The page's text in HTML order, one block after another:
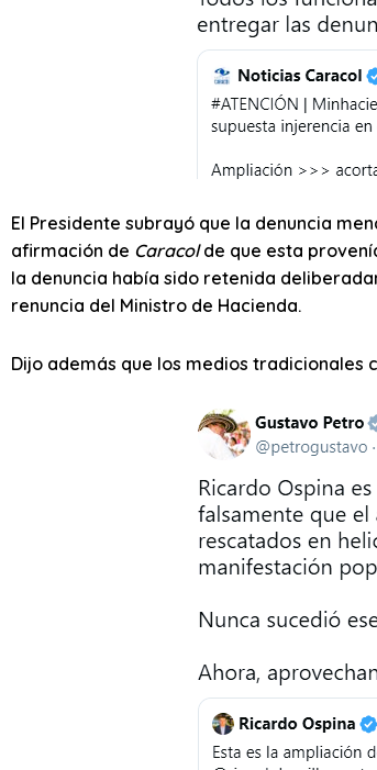
El Presidente subrayó que la denuncia
afirmación de Caracolde que esta
la denuncia había sido retenida
renuncia del Ministro de Hacienda.
Dijo además que los medios tradicionales